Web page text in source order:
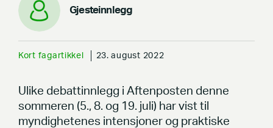
Gjesteinnlegg
Kort fagartikkel 23. august 2022
Ulike debattinnlegg i Aftenposten denne
sommeren (5., 8. og 19. juli) har vist til
myndighetenes intensjoner og praktiske